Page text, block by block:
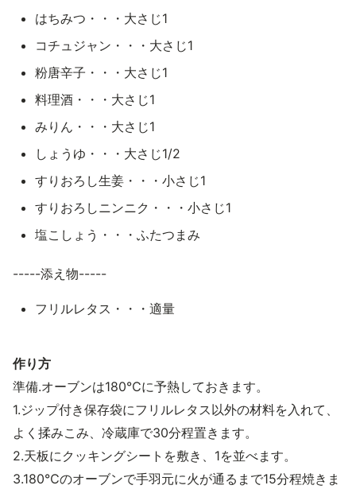
はちみつ・・・大さじ1
コチュジャン・・・大さじ1
粉唐辛子・・・大さじ1
料理酒・・・大さじ1
みりん・・・大さじ1
しょうゆ・・・大さじ1/2
すりおろし生姜・・・小さじ1
すりおろしニンニク・・・小さじ1
塩こしょう・・・ふたつまみ
-----添え物-----
フリルレタス・・・適量
作り方
準備.オーブンは180℃に予熱しておきます。
1.ジップ付き保存袋にフリルレタス以外の材料を入れて、
よく揉みこみ、冷蔵庫で30分程置きます。
2.天板にクッキングシートを敷き、1を並べます。
3.180℃のオーブンで手羽元に火が通るまで15分程焼きま